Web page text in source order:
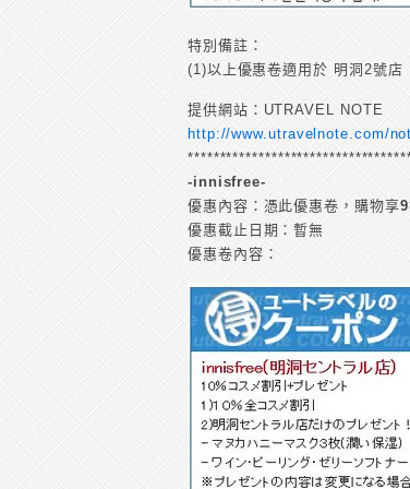
特別備註：
(1)以上優惠卷適用於 明洞2號店
提供網站：UTRAVEL NOTE
http://www.utravelnote.com/
-innisfree-
優惠內容：憑此優惠卷，購物享9
優惠截止日期：暫無
優惠卷內容：